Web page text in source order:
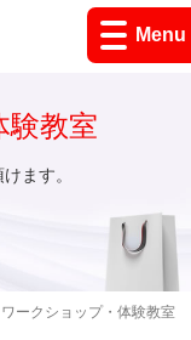
Menu
ークショップ・体験教室
験教室
ます。